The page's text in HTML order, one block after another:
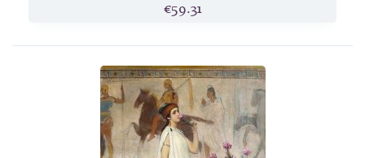
€59.31